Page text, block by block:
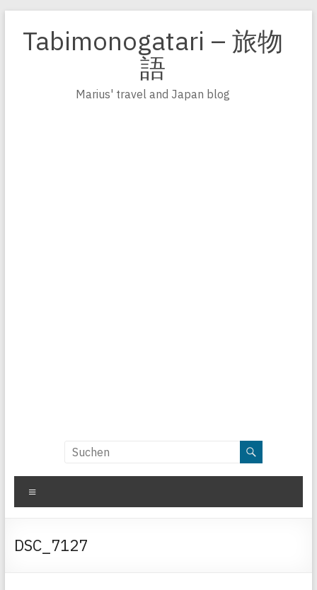
Inhalt
springen
Tabimonogatari – 旅物
語
Marius' travel and Japan blog
DSC_7127